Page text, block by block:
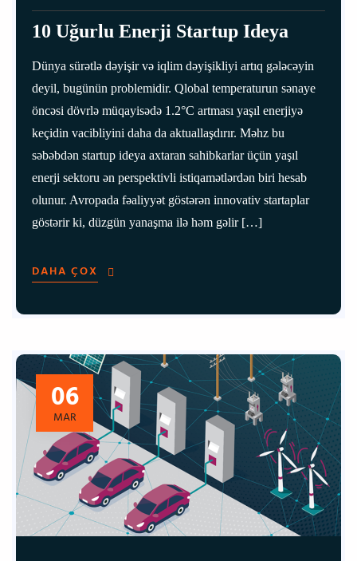
10 Uğurlu Enerji Startup Ideya
Dünya sürətlə dəyişir və iqlim dəyişikliyi artıq gələcəyin
deyil, bugünün problemidir. Qlobal temperaturun sənaye
öncəsi dövrlə müqayisədə 1.2°C artması yaşıl enerjiyə
keçidin vacibliyini daha da aktuallaşdırır. Məhz bu
səbəbdən startup ideya axtaran sahibkarlar üçün yaşıl
enerji sektoru ən perspektivli istiqamətlərdən biri hesab
olunur. Avropada fəaliyyət göstərən innovativ startaplar
göstərir ki, düzgün yanaşma ilə həm gəlir […]
DAHA ÇOX
06
MAR